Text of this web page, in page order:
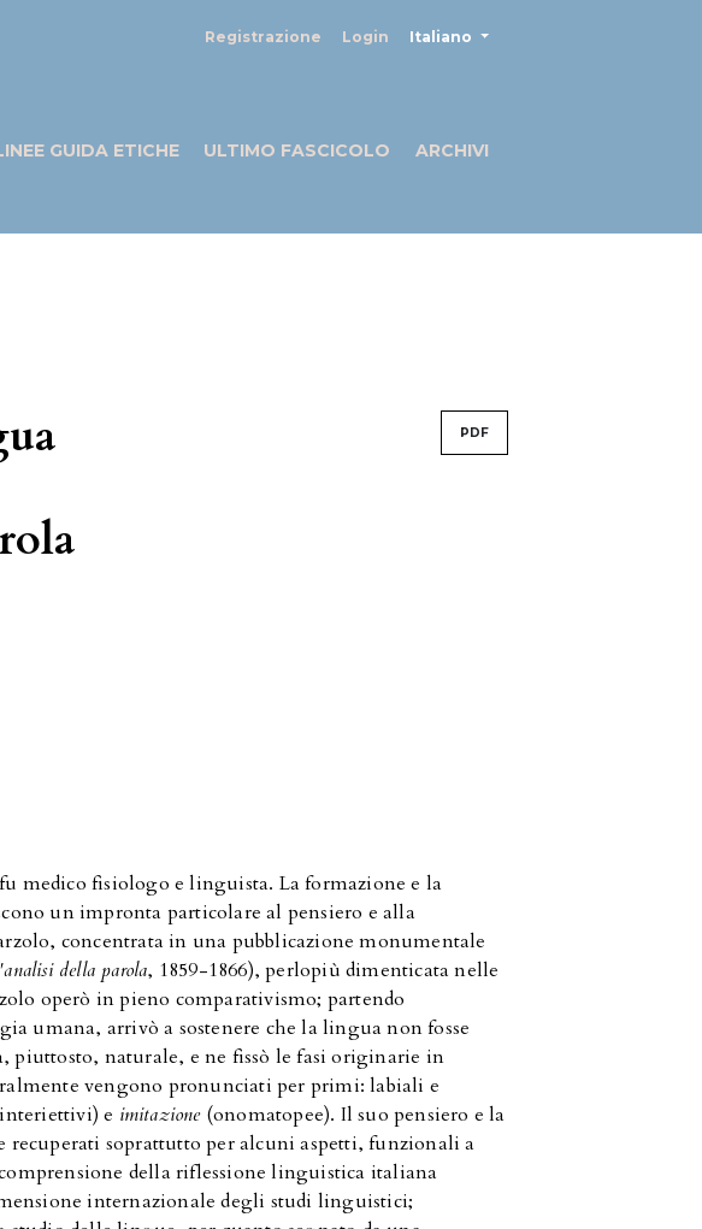
Registrazione Login Italiano
GUIDA ETICHE ULTIMO FASCICOLO
ARCHIVI
PDF
fu medico fisiologo e linguista. La formazione e la
un impronta particolare al pensiero e alla
concentrata in una pubblicazione monumentale
della parola, 1859-1866), perlopiù dimenticata nelle
operò in pieno comparativismo; partendo
umana, arrivò a sostenere che la lingua non fosse
piuttosto, naturale, e ne fissò le fasi originarie in
vengono pronunciati per primi: labiali e
e imitazione(onomatopee). Il suo pensiero e la
recuperati soprattutto per alcuni aspetti, funzionali a
della riflessione linguistica italiana
internazionale degli studi linguistici;